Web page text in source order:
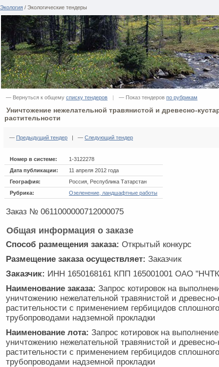
Экология / Экологические тендеры
— Вернуться к общему списку тендеров | — Показ тендеров по рубрикам
Уничтожение нежелательной травянистой и древесно-
растительности
— Предыдущий тендер | — Следующий тендер
Номер в системе:
1-3122278
Дата публикации:
11 апреля 2012 года
География:
Россия, Республика Татарстан
Рубрика:
Озеленение, ландшафтные работы
Заказ № 0611000000712000075
Общая информация о заказе
Способ размещения заказа: Открытый конкурс
Размещение заказа осуществляет: Заказчик
Заказчик: ИНН 1650168161 КПП 165001001 ОАО
Наименование заказа: Запрос котировок на
уничтожению нежелательной травянистой и древесно-
растительности с применением гербицидов
трубопроводами надземной прокладки
Наименование лота: Запрос котировок на
уничтожению нежелательной травянистой и древесно-
растительности с применением гербицидов
трубопроводами надземной прокладки